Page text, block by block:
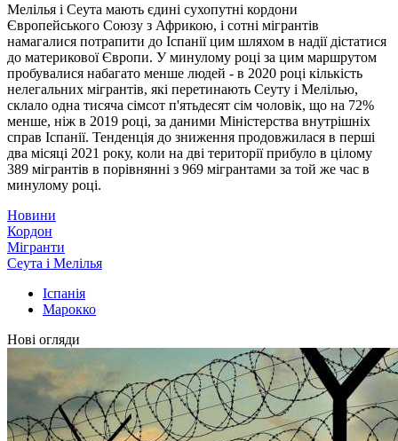
Мелілья і Сеута мають єдині сухопутні кордони
Європейського Союзу з Африкою, і сотні мігрантів
намагалися потрапити до Іспанії цим шляхом в надії дістатися
до материкової Європи. У минулому році за цим маршрутом
пробувалися набагато менше людей - в 2020 році кількість
нелегальних мігрантів, які перетинають Сеуту і Мелілью,
склало одна тисяча сімсот п'ятьдесят сім чоловік, що на 72%
менше, ніж в 2019 році, за даними Міністерства внутрішніх
справ Іспанії. Тенденція до зниження продовжилася в перші
два місяці 2021 року, коли на дві території прибуло в цілому
389 мігрантів в порівнянні з 969 мігрантами за той же час в
минулому році.
Новини
Кордон
Мігранти
Сеута і Мелілья
Іспанія
Марокко
Нові огляди